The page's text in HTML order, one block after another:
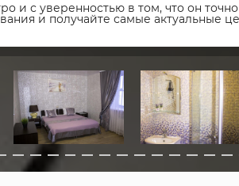
и с уверенностью в том, что он точно
и получайте самые актуальные